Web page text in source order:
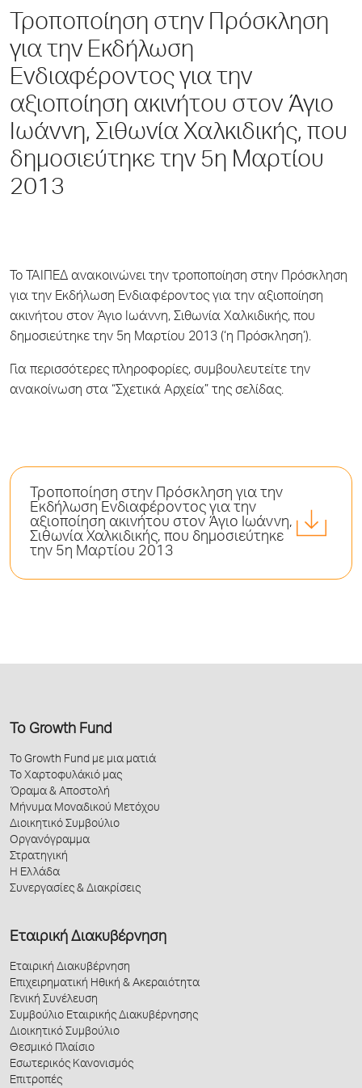
Τροποποίηση στην Πρόσκληση
για την Εκδήλωση
Ενδιαφέροντος για την
αξιοποίηση ακινήτου στον Άγιο
Ιωάννη, Σιθωνία Χαλκιδικής, που
δημοσιεύτηκε την 5η Μαρτίου
2013
Το ΤΑΙΠΕΔ ανακοινώνει την τροποποίηση στην Πρόσκληση
για την Εκδήλωση Ενδιαφέροντος για την αξιοποίηση
ακινήτου στον Άγιο Ιωάννη, Σιθωνία Χαλκιδικής, που
δημοσιεύτηκε την 5η Μαρτίου 2013 (‘η Πρόσκληση’).
Για περισσότερες πληροφορίες, συμβουλευτείτε την
ανακοίνωση στα “Σχετικά Αρχεία” της σελίδας.
Τροποποίηση στην Πρόσκληση για την
Εκδήλωση Ενδιαφέροντος για την
αξιοποίηση ακινήτου στον Άγιο Ιωάννη,
Σιθωνία Χαλκιδικής, που δημοσιεύτηκε
την 5η Μαρτίου 2013
Το Growth Fund
Το Growth Fund με μια ματιά
Το Χαρτοφυλάκιό μας
Όραμα & Αποστολή
Μήνυμα Μοναδικού Μετόχου
Διοικητικό Συμβούλιο
Οργανόγραμμα
Στρατηγική
Η Ελλάδα
Συνεργασίες & Διακρίσεις
Εταιρική Διακυβέρνηση
Εταιρική Διακυβέρνηση
Επιχειρηματική Ηθική & Ακεραιότητα
Γενική Συνέλευση
Συμβούλιο Εταιρικής Διακυβέρνησης
Διοικητικό Συμβούλιο
Θεσμικό Πλαίσιο
Εσωτερικός Κανονισμός
Επιτροπές